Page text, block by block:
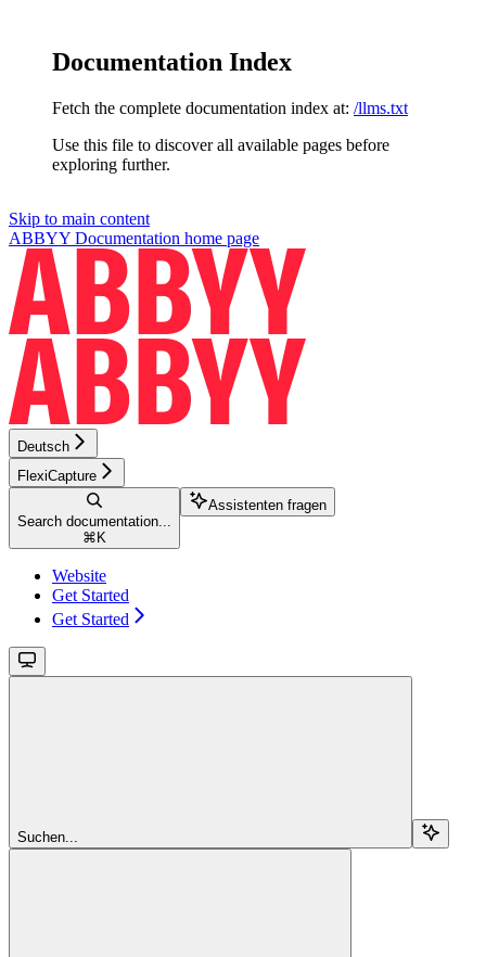
Documentation Index
Fetch the complete documentation index at: /llms.txt
Use this file to discover all available pages before
exploring further.
Skip to main content
ABBYY Documentation home page
Deutsch
FlexiCapture
Search documentation...
⌘ K
Assistenten fragen
Website
Get Started
Get Started
Suchen...